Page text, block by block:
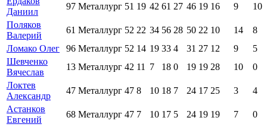
Даниил
97 Металлург 51 19 42 61 27 46 19 16 9
10
Поляков
Валерий
61 Металлург 52 22 34 56 28 50 22 10 14
8
Ломако Олег
96 Металлург 52 14 19 33 4 31 27 12 9
5
Шевченко
Вячеслав
13 Металлург 42 11 7 18 0 19 19 28 10
0
Локтев
Александр
47 Металлург 47 8 10 18 7 24 17 25 3
4
Астанков
Евгений
68 Металлург 47 7 10 17 5 24 19 19 7
0